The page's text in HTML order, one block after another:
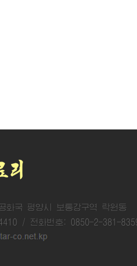
화국 평양시 보통강구역 락원동
/ 전화번호: 0850-2-381-